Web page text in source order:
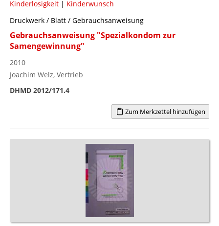
Kinderlosigkeit | Kinderwunsch
Druckwerk / Blatt / Gebrauchsanweisung
Gebrauchsanweisung "Spezialkondom zur
Samengewinnung"
2010
Joachim Welz, Vertrieb
DHMD 2012/171.4
Zum Merkzettel hinzufügen